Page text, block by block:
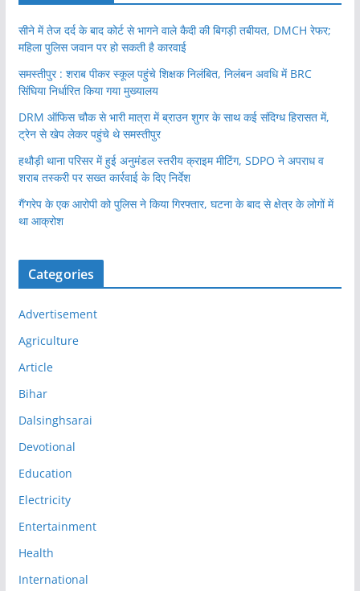
सीने में तेज दर्द के बाद कोर्ट से भागने वाले कैदी की बिगड़ी तबीयत, DMCH रेफर;
महिला पुलिस जवान पर हो सकती है कारवाई
समस्तीपुर : शराब पीकर स्कूल पहुंचे शिक्षक निलंबित, निलंबन अवधि में BRC
सिंघिया निर्धारित किया गया मुख्यालय
DRM ऑफिस चौक से भारी मात्रा में ब्राउन शुगर के साथ कई संदिग्ध हिरासत में,
ट्रेन से खेप लेकर पहुंचे थे समस्तीपुर
हथौड़ी थाना परिसर में हुई अनुमंडल स्तरीय क्राइम मीटिंग, SDPO ने अपराध व
शराब तस्करी पर सख्त कार्रवाई के दिए निर्देश
गैं’गरेप के एक आरोपी को पुलिस ने किया गिरफ्तार, घटना के बाद से क्षेत्र के लोगों में
था आक्रोश
Categories
Advertisement
Agriculture
Article
Bihar
Dalsinghsarai
Devotional
Education
Electricity
Entertainment
Health
International